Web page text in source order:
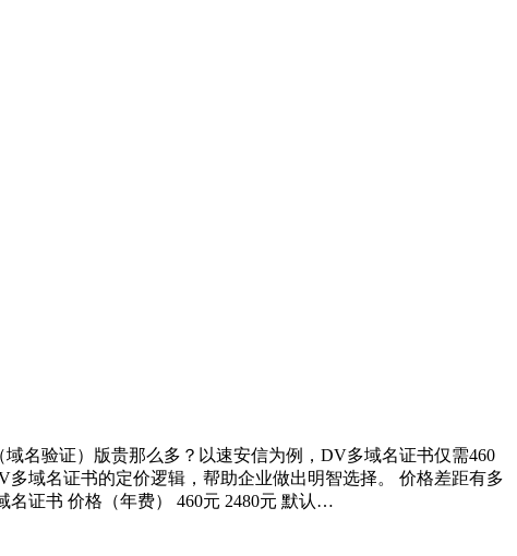
名验证）版贵那么多？以速安信为例，DV多域名证书仅需460
域名证书的定价逻辑，帮助企业做出明智选择。 价格差距有多
证书 价格（年费） 460元 2480元 默认…